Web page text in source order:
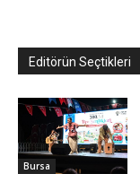
Editörün Seçtikleri
Bursa